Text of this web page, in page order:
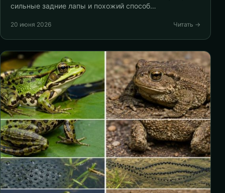
сильные задние лапы и похожий способ…
20 июня 2026 Читать →